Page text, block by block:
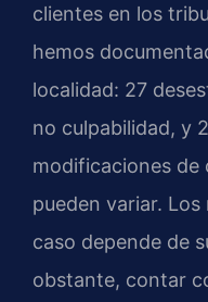
clientes en los
hemos
localidad: 27
no culpabilidad, y
modificaciones de
pueden variar.
caso depende de
obstante, contar